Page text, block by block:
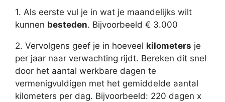
1. Als eerste vul je in wat je maandelijks wilt
kunnen besteden. Bijvoorbeeld € 3.000
2. Vervolgens geef je in hoeveel kilometers je
per jaar naar verwachting rijdt. Bereken dit snel
door het aantal werkbare dagen te
vermenigvuldigen met het gemiddelde aantal
kilometers per dag. Bijvoorbeeld: 220 dagen x